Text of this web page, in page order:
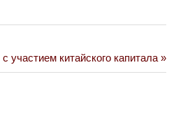
китайского капитала